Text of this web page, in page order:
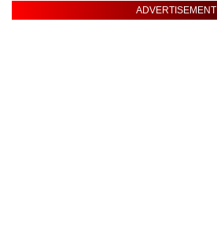
ADVERTISEMENT